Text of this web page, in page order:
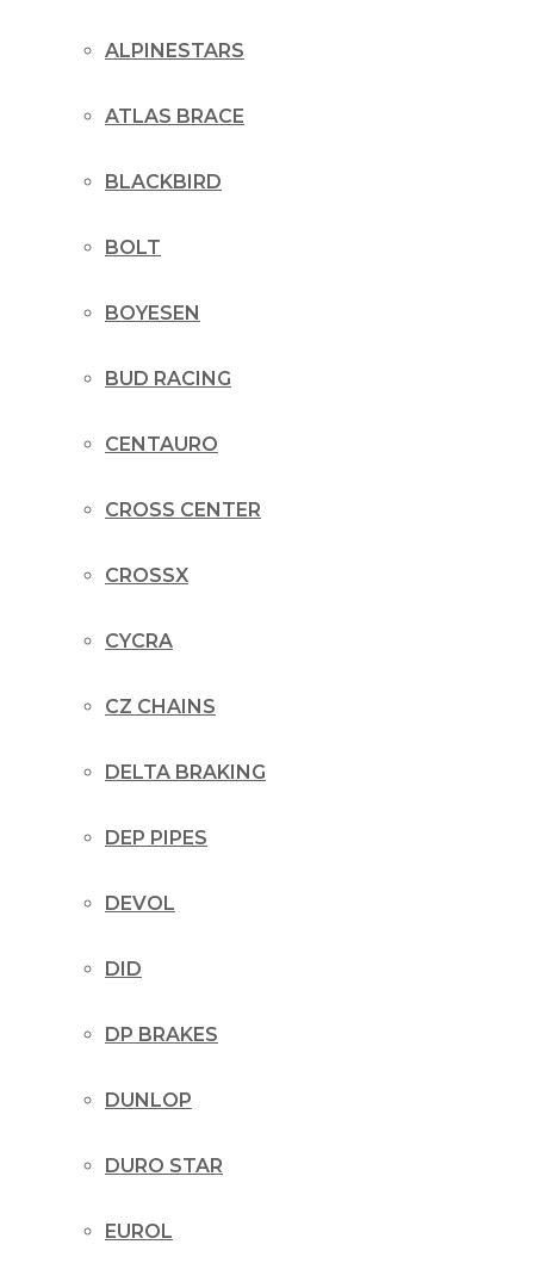
ALPINESTARS
ATLAS BRACE
BLACKBIRD
BOLT
BOYESEN
BUD RACING
CENTAURO
CROSS CENTER
CROSSX
CYCRA
CZ CHAINS
DELTA BRAKING
DEP PIPES
DEVOL
DID
DP BRAKES
DUNLOP
DURO STAR
EUROL